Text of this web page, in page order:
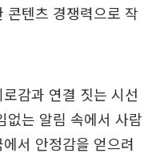
콘텐츠 경쟁력으로 작
감과 연결 짓는 시선
없는 알림 속에서 사람
서 안정감을 얻으려